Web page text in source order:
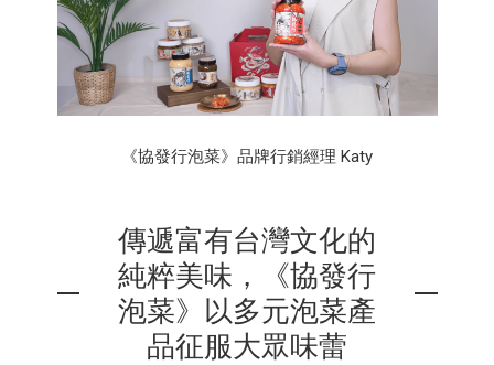
《協發行泡菜》品牌行銷經理 Katy
傳遞富有台灣文化的
純粹美味，《協發行
泡菜》以多元泡菜產
品征服大眾味蕾